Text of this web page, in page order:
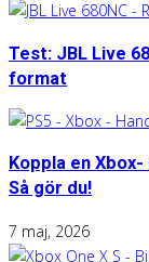
Test: JBL Live
format
Koppla en
Så gör du!
7 maj, 2026